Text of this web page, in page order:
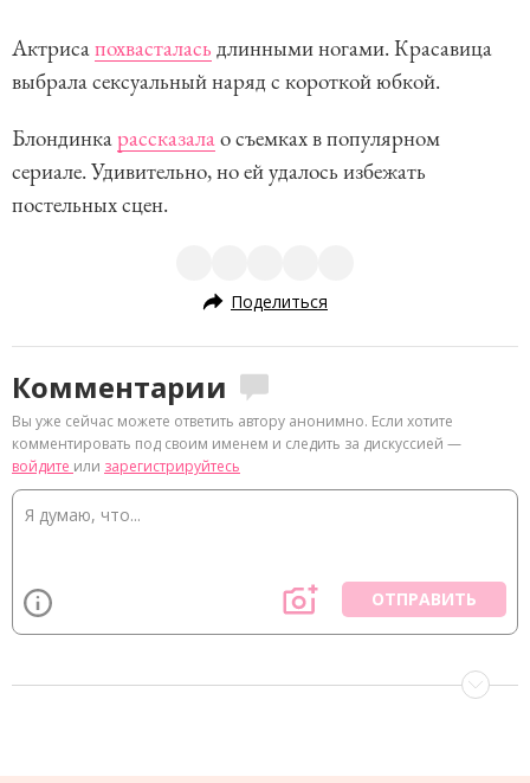
Актрисапохвасталась длинными ногами. Красавица
выбрала сексуальный наряд с короткой юбкой.
Блондинкарассказалао съемках в популярном
сериале. Удивительно, но ей удалось избежать
постельных сцен.
Поделиться
Комментарии
Вы уже сейчас можете ответить автору анонимно. Если хотите
комментировать под своим именем и следить за дискуссией —
войдите или зарегистрируйтесь
ОТПРАВИТЬ